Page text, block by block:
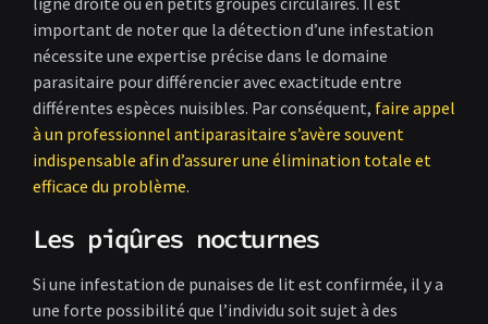
important de noter que la détection d’une infestation
nécessite une expertise précise dans le domaine
parasitaire pour différencier avec exactitude entre
différentes espèces nuisibles. Par conséquent, faire appel
à un professionnel antiparasitaire s’avère souvent
indispensable afin d’assurer une élimination totale et
efficace du problème.
Les piqûres nocturnes
Si une infestation de punaises de lit est confirmée, il y a
une forte possibilité que l’individu soit sujet à des